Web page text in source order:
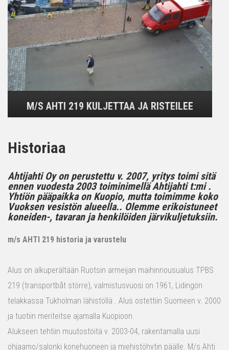
M/S AHTI 219 KULJETTAA JA RISTEILEE
Historiaa
Ahtijahti Oy on perustettu v. 2007, yritys toimi sitä
ennen vuodesta 2003 toiminimellä Ahtijahti t:mi .
Yhtiön pääpaikka on Kuopio, mutta toimimme koko
Vuoksen vesistön alueella.. Olemme erikoistuneet
koneiden-, tavaran ja henkilöiden järvikuljetuksiin.
m/s AHTI 219 historia ja varustelu
Alus on alkuperältään Ruotsin armeijan maihinnousualus TPBS
219 (transportbåt större), valmistusvuosi on 1961, Lidingön
telakkassa Tukholman lähistöllä . Alus ostettiin Suomeen v. 2000
ja tuotiin meriteitse ajamalla Kuopioon.
Alukseen tehtiin muutostöitä v. 2003-04, rakentamalla uusi
ohjaamo/salonki konehuoneen ja miehistöhytin päälle. M/s Ahti